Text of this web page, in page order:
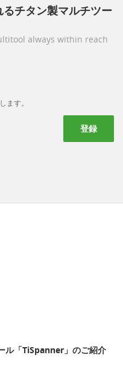
チタン製マルチツー
always within reach
ます。
登録
ル「TiSpanner」のご紹介